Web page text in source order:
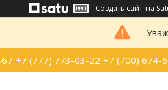
Создать сайт на
+7 (777) 773-03-22 +7 (700) 674-